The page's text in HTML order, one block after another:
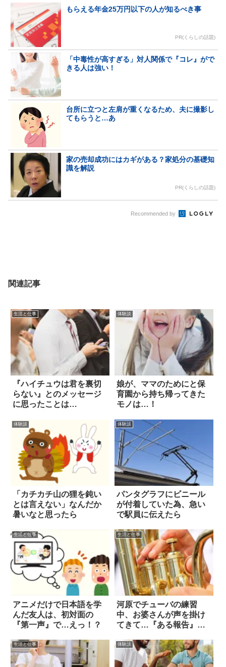
もらえる年金25万円以下の人が知るべき事
PR(くらしの話題)
「中毒性が高すぎる」対人関係で『コレ』がで
きる人は強い！
台所に立つと左肩が重くなるため、夫に撮影し
てもらうと…あ
家の売却成功にはカギがある？家処分の基礎知
識を解説
PR(くらしの話題)
Recommended by
関連記事
生活と仕事
『ハイチュウは君を裏切
らない』とのメッセージ
に思ったことは…
体験談
娘が、ママのためにと保
育園から持ち帰ってきた
モノは…！
体験談
「カチカチ山の狸を鈍い
とは言えない」なんだか
暑いなと思ったら
体験談
パンタグラフにビニール
が付着していた為、急い
で駅員に伝えたら
生活と仕事
アニメだけで日本語を学
んだ友人は、初対面の
『第一声』で…えっ！？
生活と仕事
河原でチューバの練習
中、お婆さんが声を掛け
てきて…『ある報告』に
生活と仕事 体験談